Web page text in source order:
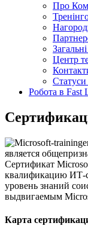
Про
Центр
Статуси
Робота в Fast
является
Сертификат
квалификацию ИТ-
уровень знаний
выдвигаемым
Карта